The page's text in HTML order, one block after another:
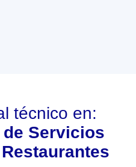
técnico en:
Servicios